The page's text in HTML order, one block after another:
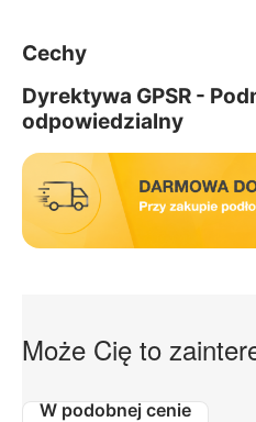
Cechy
Dyrektywa GPSR -
odpowiedzialny
Może Cię to
W podobnej cenie